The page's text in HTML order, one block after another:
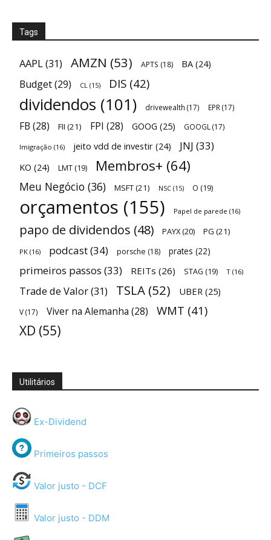
Tags
AAPL(31) AMZN (53) APTS (18) BA (24)
Budget(29) CL (15) DIS (42)
dividendos (101) drivewealth (17) EPR(17)
FB (28) FII (21) FPI (28) GOOG (25) GOOGL(17)
Imigração (16) jeito vdd de investir (24) JNJ (33)
KO (24) LMT (19) Membros+ (64)
Meu Negócio (36) MSFT(21) NSC (15) O (19)
orçamentos (155) Papel de parede (16)
papo de dividendos (48) PAYX(20) PG (21)
PK (16) podcast(34) porsche (18) prates (22)
primeiros passos (33) REITs (26) STAG (19) T (16)
Trade de Valor(31) TSLA (52) UBER (25)
V(17) Viver na Alemanha (28) WMT (41)
XD (55)
Utilitários
Ex-Dividend
Primeiros passos
Valor justo - DCF
Valor justo - DDM